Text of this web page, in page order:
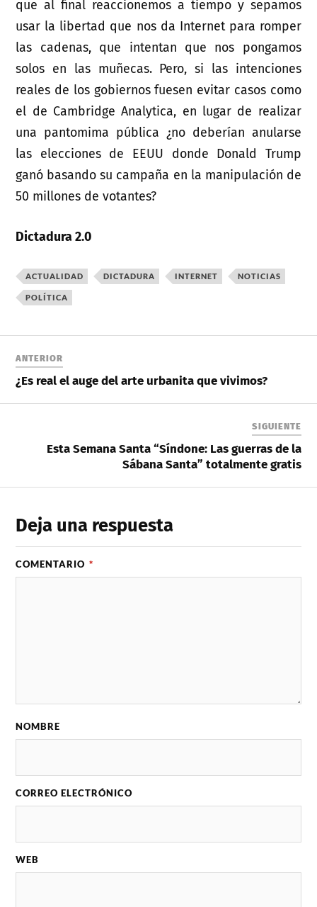
que al final reaccionemos a tiempo y sepamos
usar la libertad que nos da Internet para romper
las cadenas, que intentan que nos pongamos
solos en las muñecas. Pero, si las intenciones
reales de los gobiernos fuesen evitar casos como
el de Cambridge Analytica, en lugar de realizar
una pantomima pública ¿no deberían anularse
las elecciones de EEUU donde Donald Trump
ganó basando su campaña en la manipulación de
50 millones de votantes?
Dictadura 2.0
ACTUALIDAD DICTADURA INTERNET NOTICIAS
POLÍTICA
ANTERIOR
¿Es real el auge del arte urbanita que vivimos?
SIGUIENTE
Esta Semana Santa “Síndone: Las guerras de la
Sábana Santa” totalmente gratis
Deja una respuesta
COMENTARIO *
NOMBRE
CORREO ELECTRÓNICO
WEB